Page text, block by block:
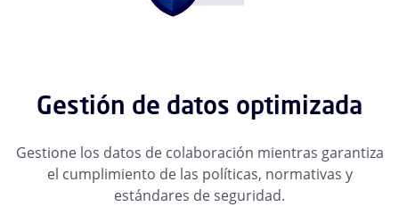
Gestión de datos optimizada
Gestione los datos de colaboración mientras garantiza
el cumplimiento de las políticas, normativas y
estándares de seguridad.